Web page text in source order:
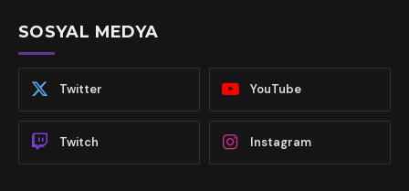
SOSYAL MEDYA
Twitter YouTube
Twitch Instagram